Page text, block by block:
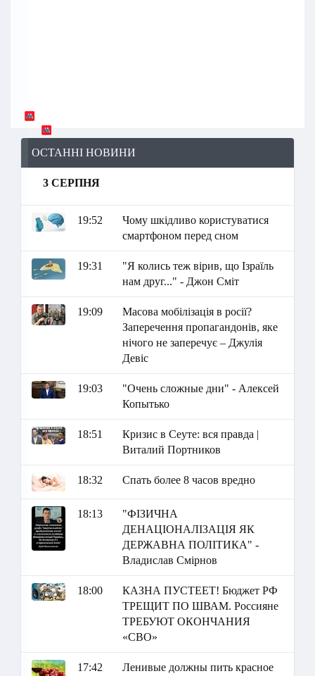
ОСТАННІ НОВИНИ
3 СЕРПНЯ
19:52
Чому шкідливо користуватися
смартфоном перед сном
19:31
"Я колись теж вірив, що Ізраїль
нам друг..." - Джон Сміт
19:09
Масова мобілізація в росії?
Заперечення пропагандонів, яке
нічого не заперечує – Джулія
Девіс
19:03
"Очень сложные дни" - Алексей
Копытько
18:51
Кризис в Сеуте: вся правда |
Виталий Портников
18:32 Спать более 8 часов вредно
18:13
"ФІЗИЧНА
ДЕНАЦІОНАЛІЗАЦІЯ ЯК
ДЕРЖАВНА ПОЛІТИКА" -
Владислав Смірнов
18:00
КАЗНА ПУСТЕЕТ! Бюджет РФ
ТРЕЩИТ ПО ШВАМ. Россияне
ТРЕБУЮТ ОКОНЧАНИЯ
«СВО»
17:42
Ленивые должны пить красное